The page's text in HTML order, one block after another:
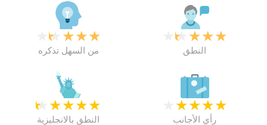
★
★
★
★
من السهل تذكره
★
★
★
★
النطق
★
★
★
★
★
النطق بالانجليزية
★
★
★
★
رأي الأجانب